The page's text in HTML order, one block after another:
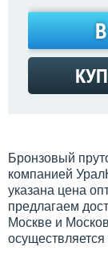
Бронзовый
компанией
указана цена
предлагаем
Москве и